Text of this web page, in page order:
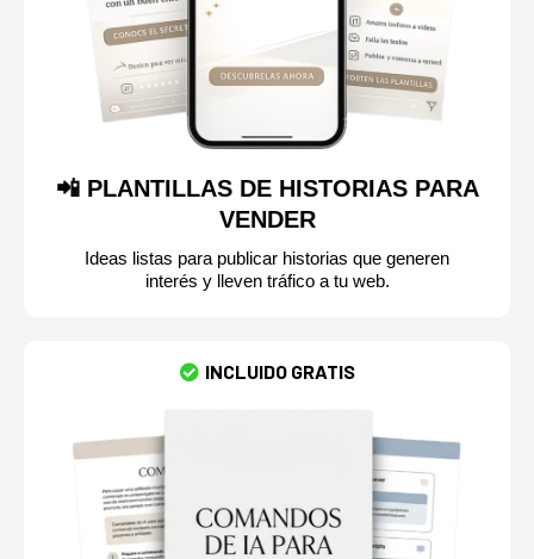
📲 PLANTILLAS DE HISTORIAS PARA
VENDER
Ideas listas para publicar historias que generen
interés y lleven tráfico a tu web.
INCLUIDO GRATIS